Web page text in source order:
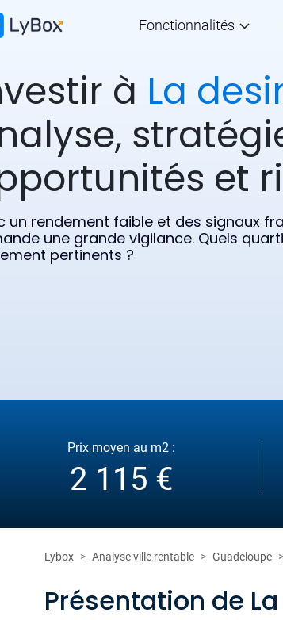
Fonctionnalités
à La
et
un rendement faible et des signaux
une grande vigilance. Quels
pertinents ?
Prix moyen au m2 :
2 115 €
Lybox Analyse ville rentable Guadeloupe
Présentation de